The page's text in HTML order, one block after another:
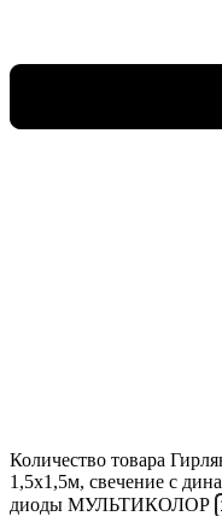
Количество товара
1,5х1,5м, свечение с
диоды МУЛЬТИКОЛОР